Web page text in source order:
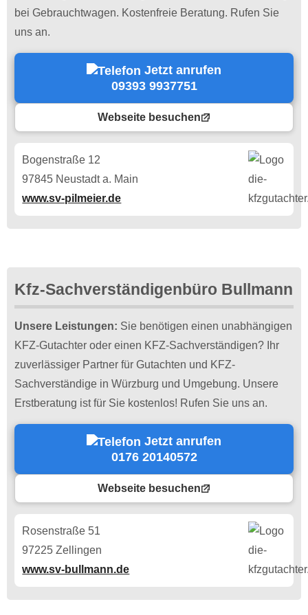
bei Gebrauchtwagen. Kostenfreie Beratung. Rufen Sie
uns an.
Jetzt anrufen
09393 9937751
Webseite besuchen
Bogenstraße 12
97845 Neustadt a. Main
www.sv-pilmeier.de
Kfz-Sachverständigenbüro Bullmann
Unsere Leistungen: Sie benötigen einen unabhängigen
KFZ-Gutachter oder einen KFZ-Sachverständigen? Ihr
zuverlässiger Partner für Gutachten und KFZ-
Sachverständige in Würzburg und Umgebung. Unsere
Erstberatung ist für Sie kostenlos! Rufen Sie uns an.
Jetzt anrufen
0176 20140572
Webseite besuchen
Rosenstraße 51
97225 Zellingen
www.sv-bullmann.de